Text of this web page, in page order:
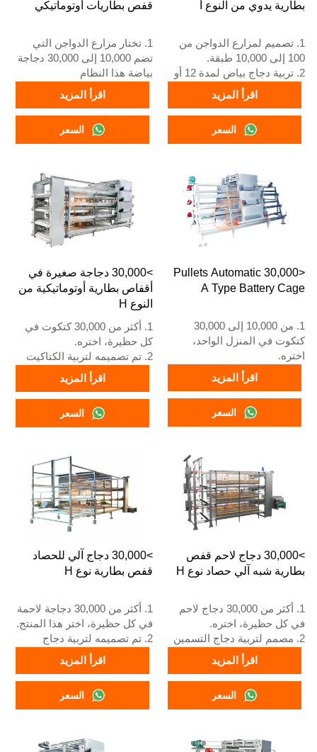
قفص بطاريات أوتوماتيكي
1. تختار مزارع الدواجن التي
تضم 10,000 إلى 30,000 دجاجة
بياضة هذا النظام
2. يبدأ دجاج البياض البالغ في
وضع البيض عند 16 أسبوعًا
3. عمره الافتراضي أكثر من 25
4. خدمة الاستقبال عبر الإنترنت
اقرأ المزيد
السعر
بطارية يدوي من النوع أ
1. تصميم لمزارع الدواجن من
100 إلى 10,000 طبقة.
2. تربية دجاج بياض لمدة 12 أو
عامًا.
عبر الواتساب رقم
8111199996
اقرأ المزيد
السعر
>30,000 دجاجة صغيرة في
أقفاص بطارية أوتوماتيكية من
النوع H
1. أكثر من 30,000 كتكوت في
كل حظيرة، اختره.
2. تم تصميمه لتربية الكتاكيت
إلى 16 أسبوعًا عندما تبدأ في
وضع البيض.
عامًا.
اصطناعي Vcloud، وخزانة تحكم
كهربائية، ومعدات أوتوماتيكية
للشرب، والتغذية، وتنظيف
السماد، وجمع البيض يدويًا.
5. رقم WhatsApp الخاص بنا
هو +8618830120193
اقرأ المزيد
السعر
<30,000 Pullets Automatic
A Type Battery Cage
1. من 10,000 إلى 30,000
كتكوت في المنزل الواحد،
اختره.
2. تم تصميمه لتربية الكتاكيت
إلى 16 أسبوعًا عندما تبدأ في
وضع البيض.
3. عمره الافتراضي أكثر من 25
4. هيكله عبارة عن اندماج ذكاء
اصطناعي Vcloud، وخزانة تحكم
كهربائية، ومعدات أوتوماتيكية
للشرب والتغذية وتنظيف
السماد، وجمع يدوي.
هو +86 18830120193.
اقرأ المزيد
السعر
>30,000 دجاج آلي للحصاد
قفص بطارية نوع H
1. أكثر من 30,000 دجاجة لاحمة
في كل حظيرة، اختر هذا المنتج.
2. تم تصميمه لتربية دجاج
التسمين من عمر يوم واحد إلى
45 يومًا حتى يصبح جاهزًا
للسوق.
عامًا.
للاستقبال على مدار 24 ساعة
اقرأ المزيد
السعر
>30,000 دجاج لاحم قفص
بطارية شبه آلي حصاد نوع H
1. أكثر من 30,000 دجاج لاحم
في كل حظيرة، اختره.
2. مصمم لتربية دجاج التسمين
حتى يصبح جاهزًا للسوق.
3. عمره الافتراضي أكثر من 20
4. رقم الواتساب الخاص بخدمة
هو +8618830120193، +234
اقرأ المزيد
السعر